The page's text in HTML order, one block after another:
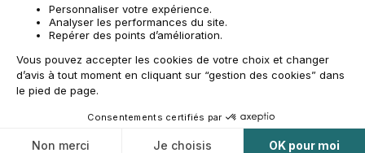
AccessibilitéPlan du site
CH-FR | CHF
© 2009-2025 RECOMMERCE - Tous droits réservés.